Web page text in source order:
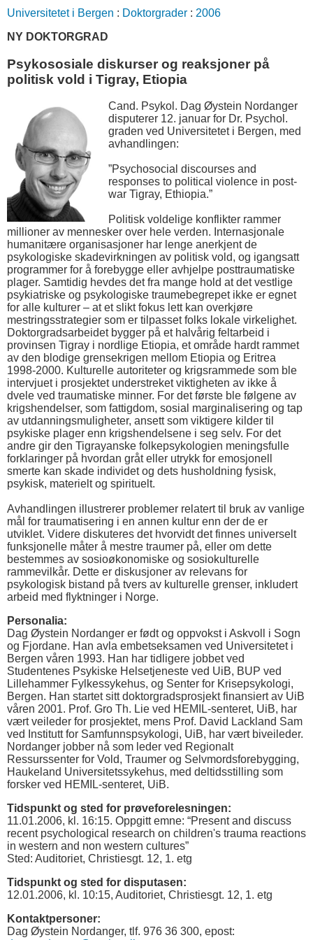
Universitetet i Bergen : Doktorgrader : 2006
NY DOKTORGRAD
Psykososiale diskurser og reaksjoner på
politisk vold i Tigray, Etiopia
Cand. Psykol. Dag Øystein Nordanger
disputerer 12. januar for Dr. Psychol.
graden ved Universitetet i Bergen, med
avhandlingen:
”Psychosocial discourses and
responses to political violence in post-
war Tigray, Ethiopia.”
Politisk voldelige konflikter rammer
millioner av mennesker over hele verden. Internasjonale
humanitære organisasjoner har lenge anerkjent de
psykologiske skadevirkningen av politisk vold, og igangsatt
programmer for å forebygge eller avhjelpe posttraumatiske
plager. Samtidig hevdes det fra mange hold at det vestlige
psykiatriske og psykologiske traumebegrepet ikke er egnet
for alle kulturer – at et slikt fokus lett kan overkjøre
mestringsstrategier som er tilpasset folks lokale virkelighet.
Doktorgradsarbeidet bygger på et halvårig feltarbeid i
provinsen Tigray i nordlige Etiopia, et område hardt rammet
av den blodige grensekrigen mellom Etiopia og Eritrea
1998-2000. Kulturelle autoriteter og krigsrammede som ble
intervjuet i prosjektet understreket viktigheten av ikke å
dvele ved traumatiske minner. For det første ble følgene av
krigshendelser, som fattigdom, sosial marginalisering og tap
av utdanningsmuligheter, ansett som viktigere kilder til
psykiske plager enn krigshendelsene i seg selv. For det
andre gir den Tigrayanske folkepsykologien meningsfulle
forklaringer på hvordan gråt eller utrykk for emosjonell
smerte kan skade individet og dets husholdning fysisk,
psykisk, materielt og spirituelt.
Avhandlingen illustrerer problemer relatert til bruk av vanlige
mål for traumatisering i en annen kultur enn der de er
utviklet. Videre diskuteres det hvorvidt det finnes universelt
funksjonelle måter å mestre traumer på, eller om dette
bestemmes av sosioøkonomiske og sosiokulturelle
rammevilkår. Dette er diskusjoner av relevans for
psykologisk bistand på tvers av kulturelle grenser, inkludert
arbeid med flyktninger i Norge.
Personalia:
Dag Øystein Nordanger er født og oppvokst i Askvoll i Sogn
og Fjordane. Han avla embetseksamen ved Universitetet i
Bergen våren 1993. Han har tidligere jobbet ved
Studentenes Psykiske Helsetjeneste ved UiB, BUP ved
Lillehammer Fylkessykehus, og Senter for Krisepsykologi,
Bergen. Han startet sitt doktorgradsprosjekt finansiert av UiB
våren 2001. Prof. Gro Th. Lie ved HEMIL-senteret, UiB, har
vært veileder for prosjektet, mens Prof. David Lackland Sam
ved Institutt for Samfunnspsykologi, UiB, har vært biveileder.
Nordanger jobber nå som leder ved Regionalt
Ressurssenter for Vold, Traumer og Selvmordsforebygging,
Haukeland Universitetssykehus, med deltidsstilling som
forsker ved HEMIL-senteret, UiB.
Tidspunkt og sted for prøveforelesningen:
11.01.2006, kl. 16:15. Oppgitt emne: “Present and discuss
recent psychological research on children's trauma reactions
in western and non western cultures”
Sted: Auditoriet, Christiesgt. 12, 1. etg
Tidspunkt og sted for disputasen:
12.01.2006, kl. 10:15, Auditoriet, Christiesgt. 12, 1. etg
Kontaktpersoner:
Dag Øystein Nordanger, tlf. 976 36 300, epost: